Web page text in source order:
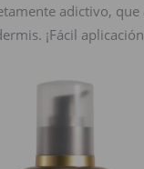
adictivo, que
¡Fácil